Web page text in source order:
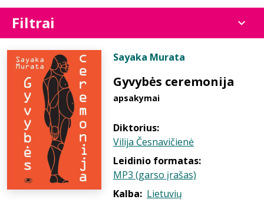
Filtrai
Sayaka Murata
Gyvybės ceremonija
apsakymai
Diktorius:
Vilija Česnavičienė
Leidinio formatas:
MP3 (garso įrašas)
Kalba: Lietuvių